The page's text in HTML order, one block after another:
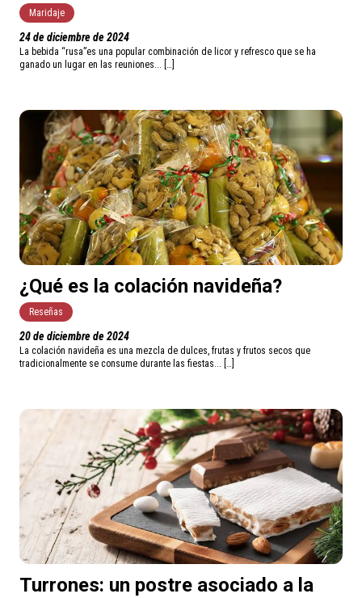
Maridaje
24 de diciembre de 2024
La bebida “rusa”es una popular combinación de licor y refresco que se ha
ganado un lugar en las reuniones... […]
¿Qué es la colación navideña?
Reseñas
20 de diciembre de 2024
La colación navideña es una mezcla de dulces, frutas y frutos secos que
tradicionalmente se consume durante las fiestas... […]
Turrones: un postre asociado a la